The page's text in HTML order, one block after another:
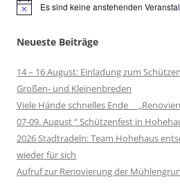
HinweisEs sind keine anstehenden
Neueste Beiträge
14 – 16 August: Einladung zum
Großen- und Kleinenbreden
Viele Hände schnelles Ende
07-09. August “ Schützenfest in
2026 Stadtradeln: Team Hohehaus
wieder für sich
Aufruf zur Renovierung der